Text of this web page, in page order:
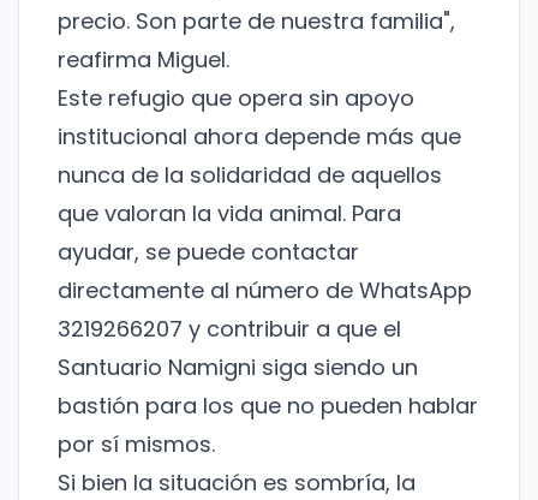
precio. Son parte de nuestra familia",
reafirma Miguel.
Este refugio que opera sin apoyo
institucional ahora depende más que
nunca de la solidaridad de aquellos
que valoran la vida animal. Para
ayudar, se puede contactar
directamente al número de WhatsApp
3219266207 y contribuir a que el
Santuario Namigni siga siendo un
bastión para los que no pueden hablar
por sí mismos.
Si bien la situación es sombría, la
¡No te pierdas nuestras
novedades!
Suscríbete a nuestro boletín para recibir
noticias y actualizaciones.
Nombre